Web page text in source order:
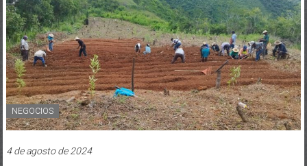
NEGOCIOS
4 de agosto de 2024